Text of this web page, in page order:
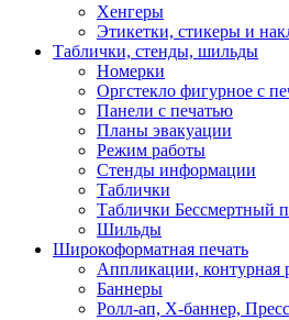
Хенгеры
Этикетки, стикеры и
Таблички, стенды, шильды
Номерки
Оргстекло фигурное с
Панели с печатью
Планы эвакуации
Режим работы
Стенды информации
Таблички
Таблички Бессмертный
Шильды
Широкоформатная печать
Аппликации, контурная
Баннеры
Ролл-ап, X-баннер,